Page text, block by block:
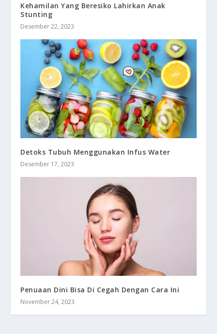
Kehamilan Yang Beresiko Lahirkan Anak
Stunting
Desember 22, 2023
Detoks Tubuh Menggunakan Infus Water
Desember 17, 2023
Penuaan Dini Bisa Di Cegah Dengan Cara Ini
November 24, 2023